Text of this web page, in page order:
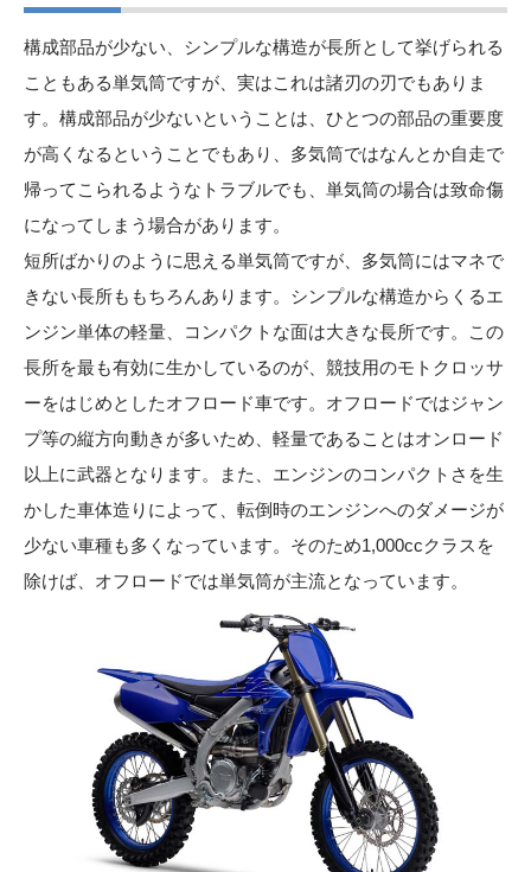
構成部品が少ない、シンプルな構造が長所として挙げられる
こともある単気筒ですが、実はこれは諸刃の刃でもありま
す。構成部品が少ないということは、ひとつの部品の重要度
が高くなるということでもあり、多気筒ではなんとか自走で
帰ってこられるようなトラブルでも、単気筒の場合は致命傷
になってしまう場合があります。
短所ばかりのように思える単気筒ですが、多気筒にはマネで
きない長所ももちろんあります。シンプルな構造からくるエ
ンジン単体の軽量、コンパクトな面は大きな長所です。この
長所を最も有効に生かしているのが、競技用のモトクロッサ
ーをはじめとしたオフロード車です。オフロードではジャン
プ等の縦方向動きが多いため、軽量であることはオンロード
以上に武器となります。また、エンジンのコンパクトさを生
かした車体造りによって、転倒時のエンジンへのダメージが
少ない車種も多くなっています。そのため1,000ccクラスを
除けば、オフロードでは単気筒が主流となっています。